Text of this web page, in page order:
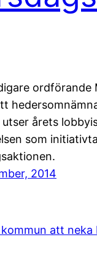
ordförande
utser årets
som
2014